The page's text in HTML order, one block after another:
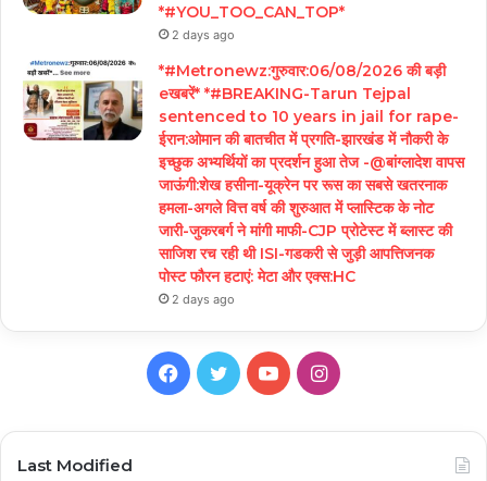
*#YOU_TOO_CAN_TOP*
2 days ago
*#Metronewz:गुरुवार:06/08/2026 की बड़ी
eखबरें* *#BREAKING-Tarun Tejpal
sentenced to 10 years in jail for rape-
ईरान:ओमान की बातचीत में प्रगति-झारखंड में नौकरी के
इच्छुक अभ्यर्थियों का प्रदर्शन हुआ तेज -@बांग्लादेश वापस
जाऊंगी:शेख हसीना-यूक्रेन पर रूस का सबसे खतरनाक
हमला-अगले वित्त वर्ष की शुरुआत में प्लास्टिक के नोट
जारी-जुकरबर्ग ने मांगी माफी-CJP प्रोटेस्ट में ब्लास्ट की
साजिश रच रही थी ISI-गडकरी से जुड़ी आपत्तिजनक
पोस्ट फौरन हटाएं: मेटा और एक्स:HC
2 days ago
Facebook
TwitterYouTubeInstagram
Last Modified